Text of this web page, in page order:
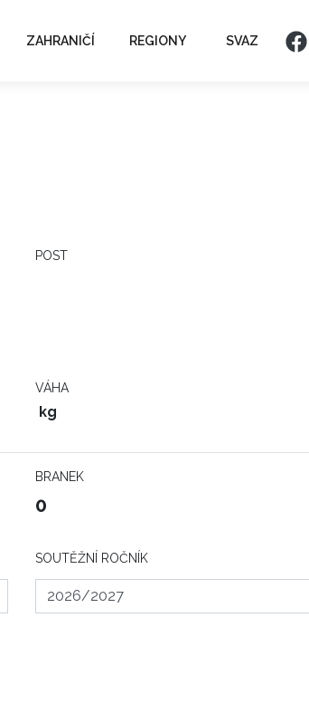
ZAHRANIČÍ REGIONY SVAZ
POST
VÁHA
kg
BRANEK
0
SOUTĚŽNÍ ROČNÍK